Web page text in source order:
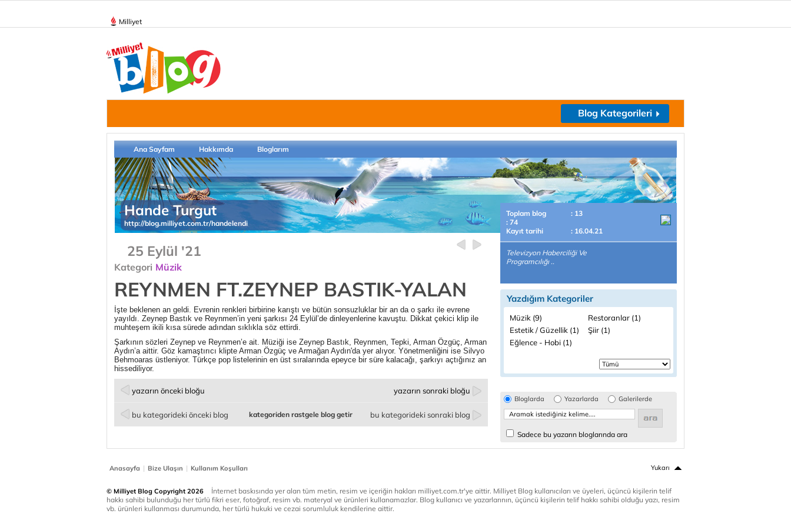
Milliyet
Blog Kategorileri
Ana Sayfam Hakkımda Bloglarım
Hande Turgut
http://blog.milliyet.com.tr/handelendi
25 Eylül '21
Kategori Müzik
REYNMEN FT.ZEYNEP BASTIK-YALAN
İşte beklenen an geldi. Evrenin renkleri birbirine karıştı ve bütün sonsuzluklar bir an da o şarkı ile evrene
yayıldı. Zeynep Bastık ve Reynmen’in yeni şarkısı 24 Eylül’de dinleyenlerine kavuştu. Dikkat çekici klip ile
muhteşem ikili kısa sürede adından sıklıkla söz ettirdi.
Şarkının sözleri Zeynep ve Reynmen’e ait. Müziği ise Zeynep Bastık, Reynmen, Tepki, Arman Özgüç, Arman
Aydın’a aittir. Göz kamaştırıcı klipte Arman Özgüç ve Armağan Aydın'da yer alıyor. Yönetmenliğini ise Silvyo
Behmoaras üstleniyor. Türkçe pop listelerinin en üst sıralarında epeyce bir süre kalacağı, şarkıyı açtığınız an
hissediliyor.
yazarın önceki bloğu yazarın sonraki bloğu
bu kategorideki önceki blog bu kategorideki sonraki blog
kategoriden rastgele blog getir
Toplam blog
: 13
: 74
Kayıt tarihi
: 16.04.21
Televizyon Haberciliği Ve
Programcılığı ..
Yazdığım Kategoriler
Müzik (9)
Restoranlar (1)
Estetik / Güzellik (1)
Şiir (1)
Eğlence - Hobi (1)
Bloglarda Yazarlarda Galerilerde
Sadece bu yazarın bloglarında ara
Anasayfa | Bize Ulaşın | Kullanım Koşulları Yukarı
© Milliyet Blog Copyright 2026
İnternet baskısında yer alan tüm metin, resim ve içeriğin hakları milliyet.com.tr'ye aittir. Milliyet Blog kullanıcıları ve üyeleri, üçüncü kişilerin telif
hakkı sahibi bulunduğu her türlü fikri eser, fotoğraf, resim vb. materyal ve ürünleri kullanamazlar. Blog kullanıcı ve yazarlarının, üçüncü kişilerin telif hakkı sahibi olduğu yazı, resim
vb. ürünleri kullanması durumunda, her türlü hukuki ve cezai sorumluluk kendilerine aittir.